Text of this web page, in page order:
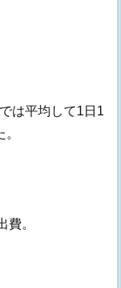
は平均して1日1
費。